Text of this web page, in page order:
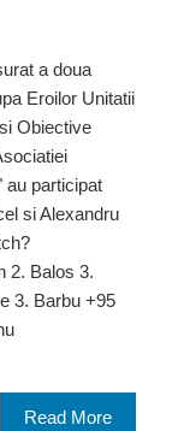
a doua
Eroilor Unitatii
Obiective
au participat
si Alexandru
2. Balos 3.
3. Barbu +95
Read More